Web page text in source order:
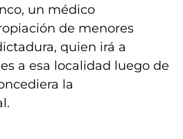
un médico
de menores
quien irá a
a esa localidad luego de
la